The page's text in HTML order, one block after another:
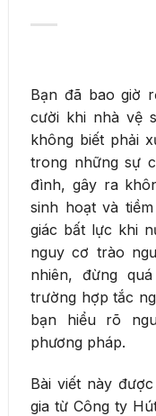
Bạn đã bao giờ
cười khi nhà vệ
không biết phải
trong những sự
đình, gây ra
sinh hoạt và
giác bất lực khi
nguy cơ trào
nhiên, đừng
trường hợp tắc
bạn hiểu rõ
phương pháp.
Bài viết này
gia từ Công ty